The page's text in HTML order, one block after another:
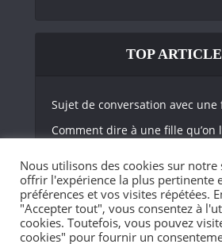
TOP
Sujet de conversation avec une
Comment dire à une fille qu’on
De quoi parler avec une fille
Comment sortir avec une fille
Nous utilisons des cookies sur
offrir l'expérience la plus pertinente
préférences et vos visites répétées.
"Accepter tout", vous consentez à
cookies. Toutefois, vous pouvez
cookies" pour fournir un